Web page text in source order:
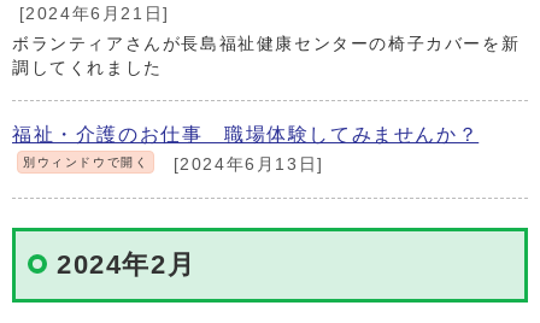
[2024年6月21日]
ボランティアさんが長島福祉健康センターの椅子カバーを新
調してくれました
福祉・介護のお仕事 職場体験してみませんか？
別ウィンドウで開く [2024年6月13日]
2024年2月